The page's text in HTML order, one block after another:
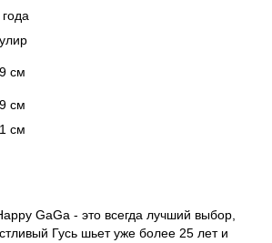
см
см
см
GaGa - это всегда лучший выбор,
Гусь шьет уже более 25 лет и